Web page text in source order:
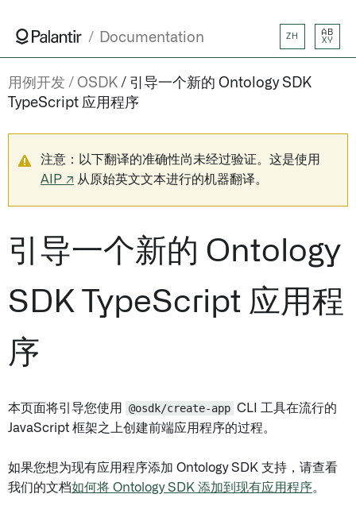
Documentation ZH
AB
XY
用例开发 OSDK
引导一个新的 Ontology SDK
TypeScript 应用程序
注意：以下翻译的准确性尚未经过验证。这是使用
AIP ↗ 从原始英文文本进行的机器翻译。
引导一个新的 Ontology
SDK TypeScript 应用程
序
本页面将引导您使用 @osdk/create-app CLI 工具在流行的
JavaScript 框架之上创建前端应用程序的过程。
如果您想为现有应用程序添加 Ontology SDK 支持，请查看
我们的文档如何将 Ontology SDK 添加到现有应用程序。